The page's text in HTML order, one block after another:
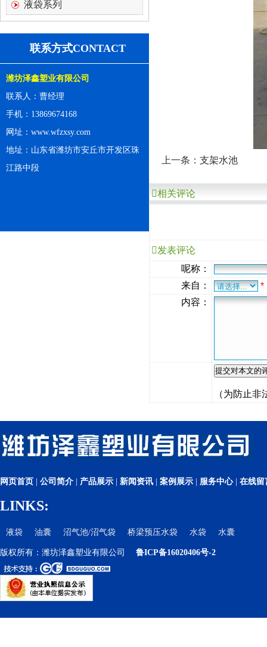
液袋系列
联系方式CONTACT
潍坊泽鑫塑业有限公司
联系人：曹经理
手机：13869674168
网址：www.wfzxsy.com
地址：山东省潍坊市安丘市开发区珠
江路中段
上一条： 支架水池
相关评论
发表评论
呢称：
来自：
*
内容：
（为防止
网页首页 公司简介 产品展示 新闻资讯 案例展示 服务中心| 在线留
LINKS:
液袋 油囊 沼气池/沼气袋 桥梁预压水袋 水袋 水囊
版权所有：潍坊泽鑫塑业有限公司 鲁ICP备16020406号-2